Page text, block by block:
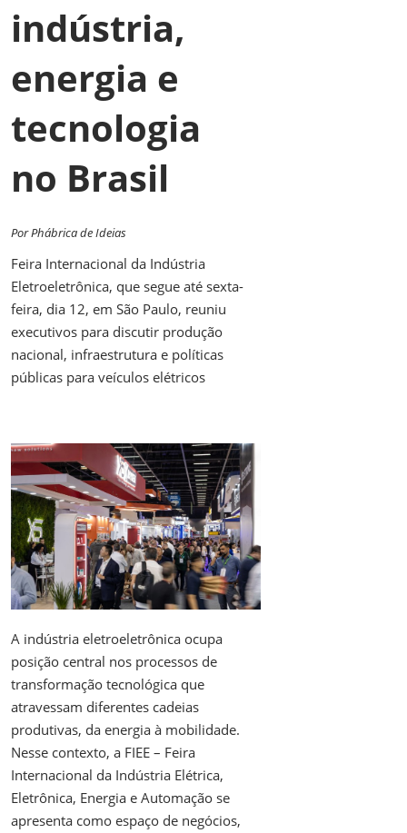
indústria,
energia e
tecnologia
no Brasil
Por Phábrica de Ideias
Feira Internacional da Indústria
Eletroeletrônica, que segue até sexta-
feira, dia 12, em São Paulo, reuniu
executivos para discutir produção
nacional, infraestrutura e políticas
públicas para veículos elétricos
A indústria eletroeletrônica ocupa
posição central nos processos de
transformação tecnológica que
atravessam diferentes cadeias
produtivas, da energia à mobilidade.
Nesse contexto, a FIEE – Feira
Internacional da Indústria Elétrica,
Eletrônica, Energia e Automação se
apresenta como espaço de negócios,